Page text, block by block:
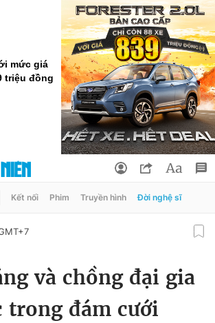
mức giá
triệu đồng
Kết nối Phim Truyền hình Đời nghệ sĩ
và chồng đại gia
trong đám cưới